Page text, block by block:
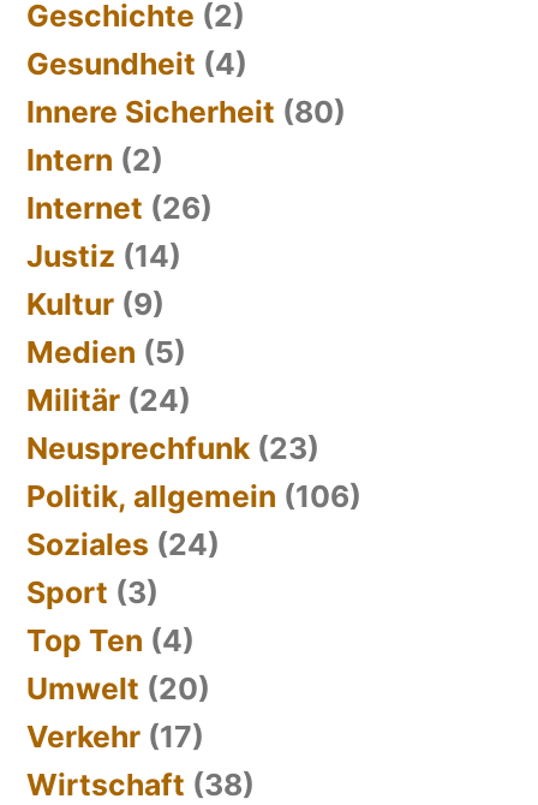
Geschichte (2)
Gesundheit (4)
Innere Sicherheit (80)
Intern (2)
Internet (26)
Justiz (14)
Kultur (9)
Medien (5)
Militär (24)
Neusprechfunk (23)
Politik, allgemein (106)
Soziales (24)
Sport (3)
Top Ten (4)
Umwelt (20)
Verkehr (17)
Wirtschaft (38)